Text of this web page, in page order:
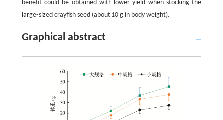
benefit could be obtained with lower yield when stocking the
large⁃sized crayfish seed (about 10 g in body weight).
Graphical abstract